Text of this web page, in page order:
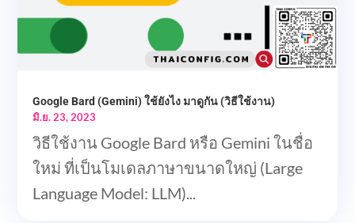
Google Bard (Gemini) ใช้ยังไง มาดูกัน (วิธีใช้งาน)
มิ.ย. 23, 2023
วิธีใช้งาน Google Bard หรือ Gemini ในชื่อ
ใหม่ ที่เป็นโมเดลภาษาขนาดใหญ่ (Large
Language Model: LLM)...